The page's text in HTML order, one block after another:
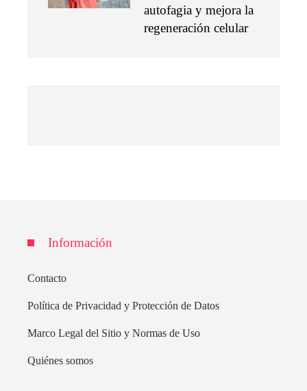
autofagia y mejora la
regeneración celular
Información
Contacto
Política de Privacidad y Protección de Datos
Marco Legal del Sitio y Normas de Uso
Quiénes somos